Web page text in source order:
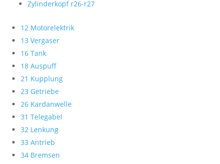
Zylinderkopf r26-r27
12 Motorelektrik
13 Vergaser
16 Tank
18 Auspuff
21 Kupplung
23 Getriebe
26 Kardanwelle
31 Telegabel
32 Lenkung
33 Antrieb
34 Bremsen